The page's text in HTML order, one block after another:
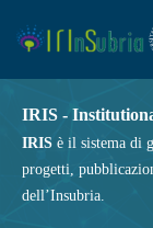
IRIS -
IRIS è il sistema di
progetti,
dell’Insubria.